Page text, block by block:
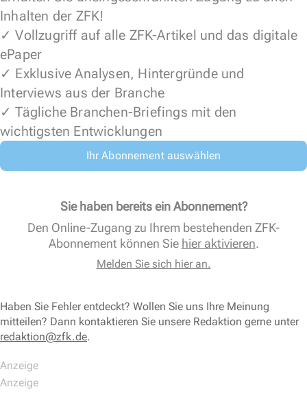
Inhalten der ZFK!
✓ Vollzugriff auf alle ZFK-Artikel und das digitale
ePaper
✓ Exklusive Analysen, Hintergründe und
Interviews aus der Branche
✓ Tägliche Branchen-Briefings mit den
wichtigsten Entwicklungen
Ihr Abonnement auswählen
Sie haben bereits ein Abonnement?
Den Online-Zugang zu Ihrem bestehenden ZFK-
Abonnement können Sie hier aktivieren.
Melden Sie sich hier an.
Haben Sie Fehler entdeckt? Wollen Sie uns Ihre Meinung
mitteilen? Dann kontaktieren Sie unsere Redaktion gerne unter
redaktion@zfk.de.